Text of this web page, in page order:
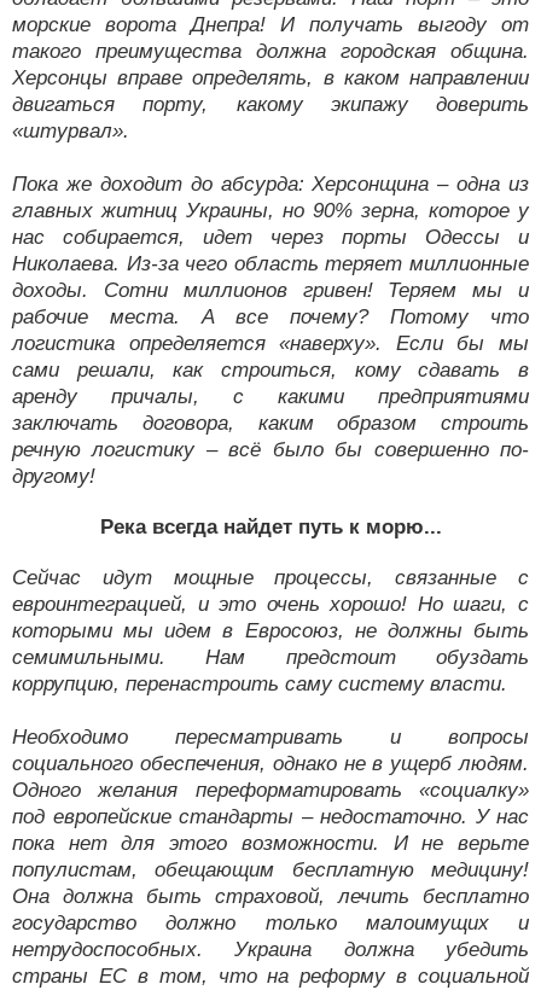
морские ворота Днепра! И получать выгоду от
такого преимущества должна городская община.
Херсонцы вправе определять, в каком направлении
двигаться порту, какому экипажу доверить
«штурвал».
Пока же доходит до абсурда: Херсонщина – одна из
главных житниц Украины, но 90% зерна, которое у
нас собирается, идет через порты Одессы и
Николаева. Из-за чего область теряет миллионные
доходы. Сотни миллионов гривен! Теряем мы и
рабочие места. А все почему? Потому что
логистика определяется «наверху». Если бы мы
сами решали, как строиться, кому сдавать в
аренду причалы, с какими предприятиями
заключать договора, каким образом строить
речную логистику – всё было бы совершенно по-
другому!
Река всегда найдет путь к морю...
Сейчас идут мощные процессы, связанные с
евроинтеграцией, и это очень хорошо! Но шаги, с
которыми мы идем в Евросоюз, не должны быть
семимильными. Нам предстоит обуздать
коррупцию, перенастроить саму систему власти.
Необходимо пересматривать и вопросы
социального обеспечения, однако не в ущерб людям.
Одного желания переформатировать «социалку»
под европейские стандарты – недостаточно. У нас
пока нет для этого возможности. И не верьте
популистам, обещающим бесплатную медицину!
Она должна быть страховой, лечить бесплатно
государство должно только малоимущих и
нетрудоспособных. Украина должна убедить
страны ЕС в том, что на реформу в социальной